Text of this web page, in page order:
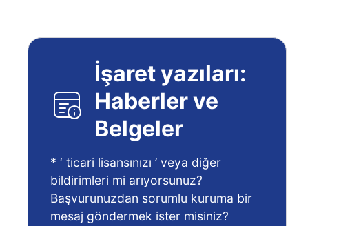
İşaret yazıları:
Haberler ve
Belgeler
* ‘ ticari lisansınızı ’ veya diğer
bildirimleri mi arıyorsunuz?
Başvurunuzdan sorumlu kuruma bir
mesaj göndermek ister misiniz?